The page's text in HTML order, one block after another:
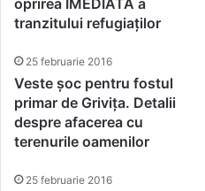
tranzitului refugiaților
25 februarie 2016
Veste șoc pentru fostul
primar de Grivița. Detalii
despre afacerea cu
terenurile oamenilor
25 februarie 2016